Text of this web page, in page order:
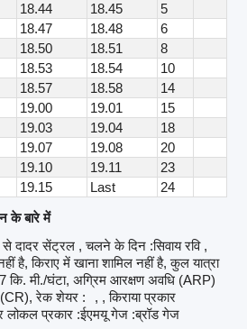
18.44 18.45
5
18.47 18.48
6
18.50 18.51
8
18.53 18.54
10
18.57 18.58
14
19.00 19.01
15
19.03 19.04
18
19.07 19.08
20
19.10 19.11
23
19.15 Last
24
के बारे में
दादर सेंट्रल , चलने के दिन :सिवाय रवि ,
है, किराए में खाना शामिल नहीं है, कुल यात्रा
मी./घंटा, अग्रिम आरक्षण अवधि (ARP)
(CR), रेक शेयर :
, , किराया प्रकार
लोकल प्रकार :ईएमयू गेज :ब्रॉड गेज